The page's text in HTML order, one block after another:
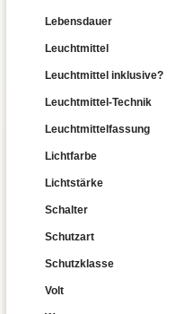
Lebensdauer
Leuchtmittel
Leuchtmittel inklusive?
Leuchtmittel-Technik
Leuchtmittelfassung
Lichtfarbe
Lichtstärke
Schalter
Schutzart
Schutzklasse
Volt